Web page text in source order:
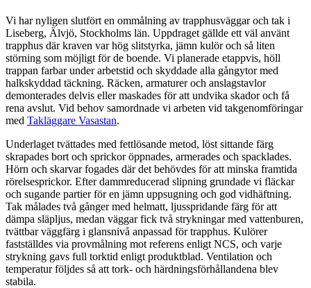
Vi har nyligen slutfört en ommålning av trapphusväggar och tak i
Liseberg, Älvjö, Stockholms län. Uppdraget gällde ett väl använt
trapphus där kraven var hög slitstyrka, jämn kulör och så liten
störning som möjligt för de boende. Vi planerade etappvis, höll
trappan farbar under arbetstid och skyddade alla gångytor med
halkskyddad täckning. Räcken, armaturer och anslagstavlor
demonterades delvis eller maskades för att undvika skador och få
rena avslut. Vid behov samordnade vi arbeten vid takgenomföringar
med Takläggare Vasastan.
Underlaget tvättades med fettlösande metod, löst sittande färg
skrapades bort och sprickor öppnades, armerades och spacklades.
Hörn och skarvar fogades där det behövdes för att minska framtida
rörelsesprickor. Efter dammreducerad slipning grundade vi fläckar
och sugande partier för en jämn uppsugning och god vidhäftning.
Tak målades två gånger med helmatt, ljusspridande färg för att
dämpa släpljus, medan väggar fick två strykningar med vattenburen,
tvättbar väggfärg i glansnivå anpassad för trapphus. Kulörer
fastställdes via provmålning mot referens enligt NCS, och varje
strykning gavs full torktid enligt produktblad. Ventilation och
temperatur följdes så att tork- och härdningsförhållandena blev
stabila.